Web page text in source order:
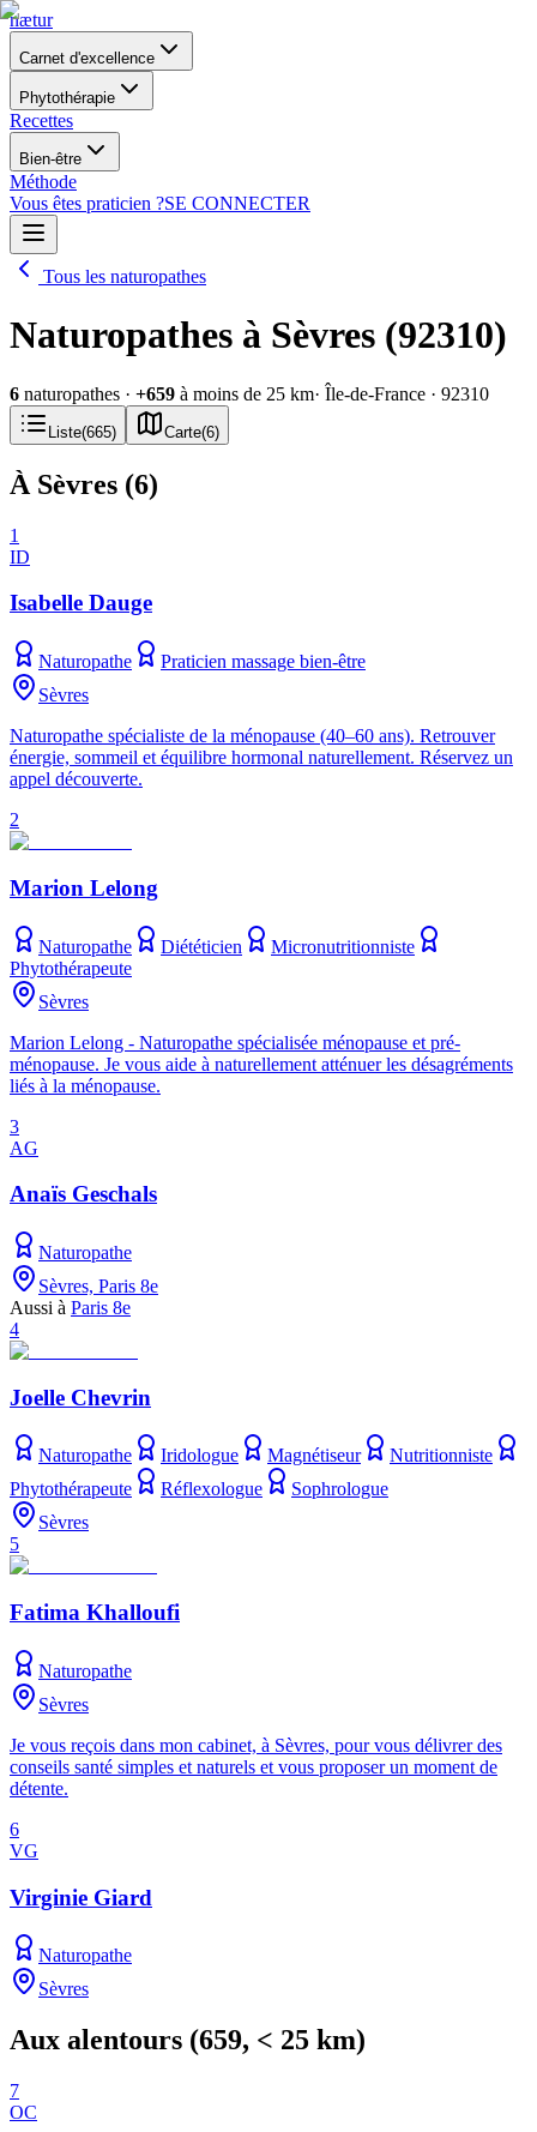
nætur
Carnet d'excellence
Phytothérapie
Recettes
Bien-être
Méthode
Vous êtes praticien ?SE CONNECTER
Tous les naturopathes
Naturopathes à Sèvres (92310)
6 naturopathes · +659 à moins de 25 km· Île-de-France · 92310
Liste(665) Carte(6)
À Sèvres (6)
1
ID
Isabelle Dauge
Naturopathe
Praticien massage bien-être
Sèvres
Naturopathe spécialiste de la ménopause (40–60 ans). Retrouver
énergie, sommeil et équilibre hormonal naturellement. Réservez un
appel découverte.
2
Marion Lelong
Naturopathe Diététicien
Micronutritionniste
Phytothérapeute
Sèvres
Marion Lelong - Naturopathe spécialisée ménopause et pré-
ménopause. Je vous aide à naturellement atténuer les désagréments
liés à la ménopause.
3
AG
Anaïs Geschals
Naturopathe
Sèvres, Paris 8e
Aussi à Paris 8e
4
Joelle Chevrin
Naturopathe Iridologue Magnétiseur
Nutritionniste
Phytothérapeute
Réflexologue
Sophrologue
Sèvres
5
Fatima Khalloufi
Naturopathe
Sèvres
Je vous reçois dans mon cabinet, à Sèvres, pour vous délivrer des
conseils santé simples et naturels et vous proposer un moment de
détente.
6
VG
Virginie Giard
Naturopathe
Sèvres
Aux alentours (659, < 25 km)
7
OC